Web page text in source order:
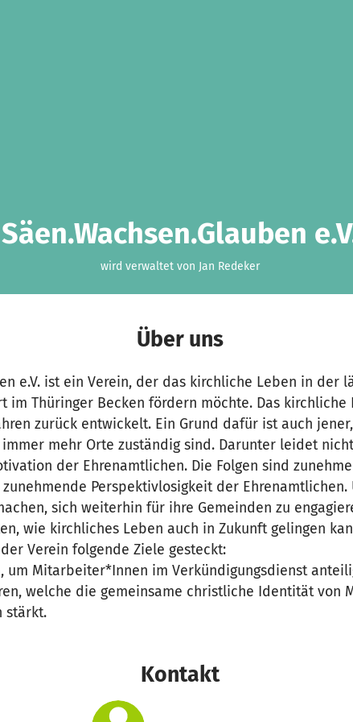
Säen.Wachsen.Glauben
wird verwaltet von Jan Redeker
Über uns
e.V. ist ein Verein, der das kirchliche Leben in der
im Thüringer Becken fördern möchte. Das
zurück entwickelt. Ein Grund dafür ist auch
mehr Orte zuständig sind. Darunter leidet
der Ehrenamtlichen. Die Folgen sind
Perspektivlosigkeit der Ehrenamtlichen.
sich weiterhin für ihre Gemeinden zu
wie kirchliches Leben auch in Zukunft gelingen
Verein folgende Ziele gesteckt:
um Mitarbeiter*Innen im Verkündigungsdienst
welche die gemeinsame christliche Identität von
stärkt.
Kontakt